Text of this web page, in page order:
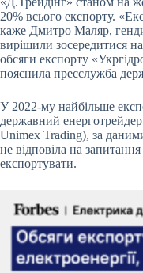
20% всього експорту.
каже Дмитро Маляр,
вирішили зосередитися
обсяги експорту
пояснила пресслужба
У 2022-му найбільше
державний
Unimex Trading), за
не відповіла на
експортувати.